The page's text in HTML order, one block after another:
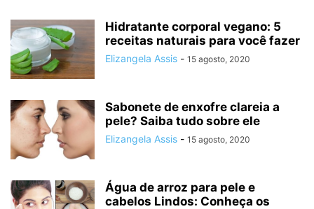
Hidratante corporal vegano: 5
receitas naturais para você fazer
Elizangela Assis - 15 agosto, 2020
Sabonete de enxofre clareia a
pele? Saiba tudo sobre ele
Elizangela Assis - 15 agosto, 2020
Água de arroz para pele e
cabelos Lindos: Conheça os